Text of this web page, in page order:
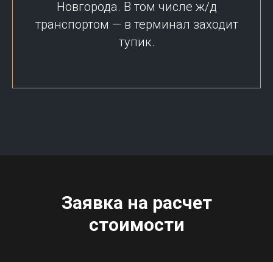
Новгорода. В том числе ж/д
транспортом — в терминал заходит
тупик.
Заявка на расчет
стоимости